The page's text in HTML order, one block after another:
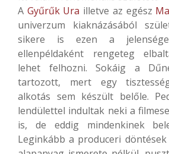
A Gyűrűk Ura illetve az egész
univerzum kiaknázásából
sikere is ezen a
ellenpéldaként rengeteg
lehet felhozni. Sokáig a
tartozott, mert egy
alkotás sem készült belőle.
lendülettel indultak neki a
is, de eddig mindenkinek
Leginkább a produceri